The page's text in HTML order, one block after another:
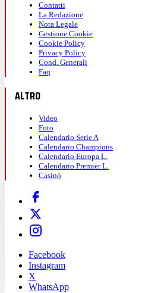
Contatti
La Redazione
Nota Legale
Gestione Cookie
Cookie Policy
Privacy Policy
Cond. Generali
Faq
ALTRO
Video
Foto
Calendario Serie A
Calendario Champions
Calendario Europa L.
Calendario Premier L.
Casinò
Facebook
Instagram
X
WhatsApp